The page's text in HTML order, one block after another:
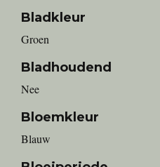
Bladkleur
Groen
Bladhoudend
Nee
Bloemkleur
Blauw